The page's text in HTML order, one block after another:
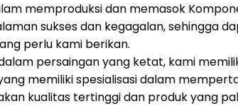
memproduksi dan memasok
sukses dan kegagalan, sehingga
perlu kami berikan.
persaingan yang ketat, kami
memiliki spesialisasi dalam
kualitas tertinggi dan produk yang